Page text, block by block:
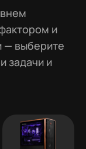
и
— выберите
задачи и